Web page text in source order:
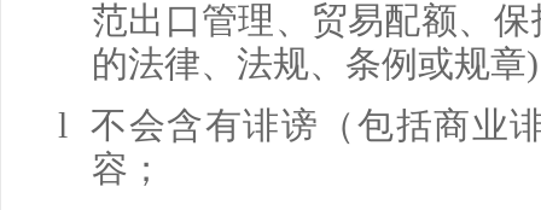
范出口管理、贸易配额、
的法律、法规、条例或规章)
l 不会含有诽谤（包括商业
容；